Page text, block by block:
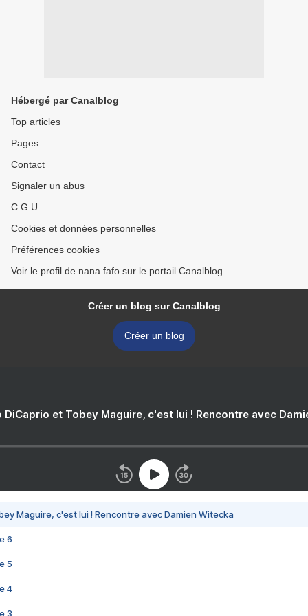
Hébergé par Canalblog
Top articles
Pages
Contact
Signaler un abus
C.G.U.
Cookies et données personnelles
Préférences cookies
Voir le profil de nana fafo sur le portail Canalblog
Créer un blog sur Canalblog
Créer un blog
DiCaprio et Tobey Maguire, c'est lui ! Rencontre avec
Maguire, c'est lui ! Rencontre avec Damien Witecka
6
5
4
3